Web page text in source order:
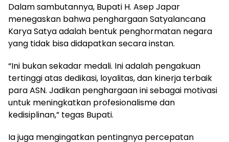
Dalam sambutannya, Bupati H. Asep Japar
menegaskan bahwa penghargaan Satyalancana
Karya Satya adalah bentuk penghormatan negara
yang tidak bisa didapatkan secara instan.
“Ini bukan sekadar medali. Ini adalah pengakuan
tertinggi atas dedikasi, loyalitas, dan kinerja terbaik
para ASN. Jadikan penghargaan ini sebagai motivasi
untuk meningkatkan profesionalisme dan
kedisiplinan,” tegas Bupati.
Ia juga mengingatkan pentingnya percepatan